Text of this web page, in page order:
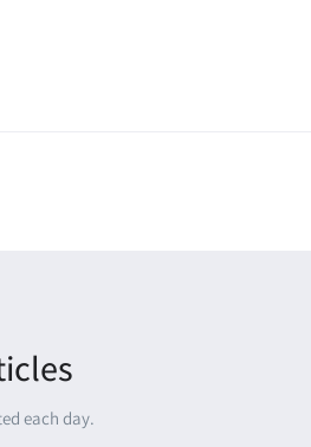
each day.